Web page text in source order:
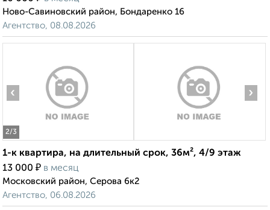
Ново-Савиновский район, Бондаренко 16
Агентство, 08.08.2026
2/3
‹ ›
1-к квартира, на длительный срок, 36м², 4/9 этаж
13 000 ₽ в месяц
Московский район, Серова 6к2
Агентство, 06.08.2026